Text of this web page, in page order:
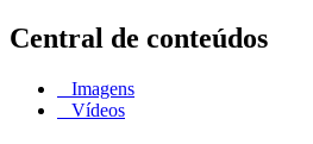
Central de conteúdos
Imagens
Vídeos